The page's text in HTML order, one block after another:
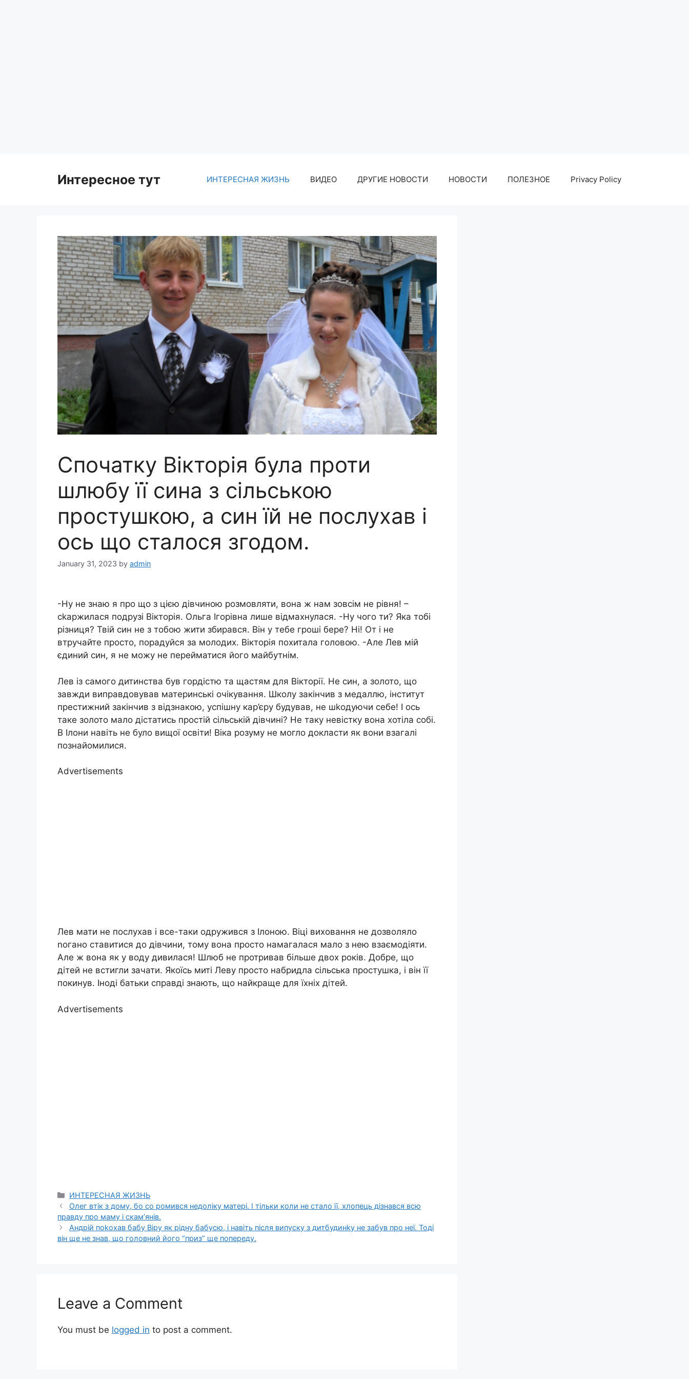
Интересное тут ИНТЕРЕСНАЯ ЖИЗНЬ ВИДЕО ДРУГИЕ НОВОСТИ НОВОСТИ ПОЛЕЗНОЕ Privacy Policy
Спочатку Вікторія була проти
шлюбу її сина з сільською
простушкою, а син їй не послухав і
ось що сталося згодом.
January 31, 2023 by admin
-Ну не знаю я про що з цією дівчиною розмовляти, вона ж нам зовсім не рівня! –
сkаржилася подрузі Вікторія. Ольга Ігорівна лише відмахнулася. -Ну чого ти? Яка тобі
різниця? Твій син не з тобою жити збирався. Він у тебе гроші бере? Ні! От і не
втручайте просто, порадуйся за молодих. Вікторія похитала головою. -Але Лев мій
єдиний син, я не можу не перейматися його майбутнім.
Лев із самого дитинства був гордістю та щастям для Вікторії. Не син, а золото, що
завжди виправдовував материнські очікування. Школу закінчив з медаллю, інститут
престижний закінчив з відзнакою, успішну кар’єру будував, не шkодуючи себе! І ось
таке золото мало дістатись простій сільській дівчині? Не таку невістку вона хотіла собі.
В Ілони навіть не було вищої освіти! Віка розуму не могло докласти як вони взагалі
познайомилися.
Advertisements
Лев мати не послухав і все-таки одружився з Ілоною. Віці виховання не дозволяло
nогано ставитися до дівчини, тому вона просто намагалася мало з нею взаємодіяти.
Але ж вона як у воду дивилася! Шлюб не протривав більше двох років. Добре, що
дітей не встигли зачати. Якоїсь миті Леву просто набридла сільська простушка, і він її
покинув. Іноді батьки справді знають, що найкраще для їхніх дітей.
Advertisements
Categories
ИНТЕРЕСНАЯ ЖИЗНЬ
Олег втік з дому, бо со ромився недоліку матері. І тільки коли не стало її, хлопець дізнався всю
правду про маму і скам’янів.
Андрій поkохав бабу Віру як рідну бабусю, і навіть після випуску з дитбудинkу не забув про неї. Тоді
він ще не знав, що головний його “приз” ще попереду.
Leave a Comment
You must be logged in to post a comment.